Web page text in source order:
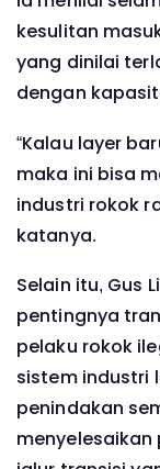
kesulitan
yang dinilai
dengan
“Kalau layer
maka ini bisa
industri rokok
katanya.
Selain itu, Gus
pentingnya
pelaku rokok
sistem industri
penindakan